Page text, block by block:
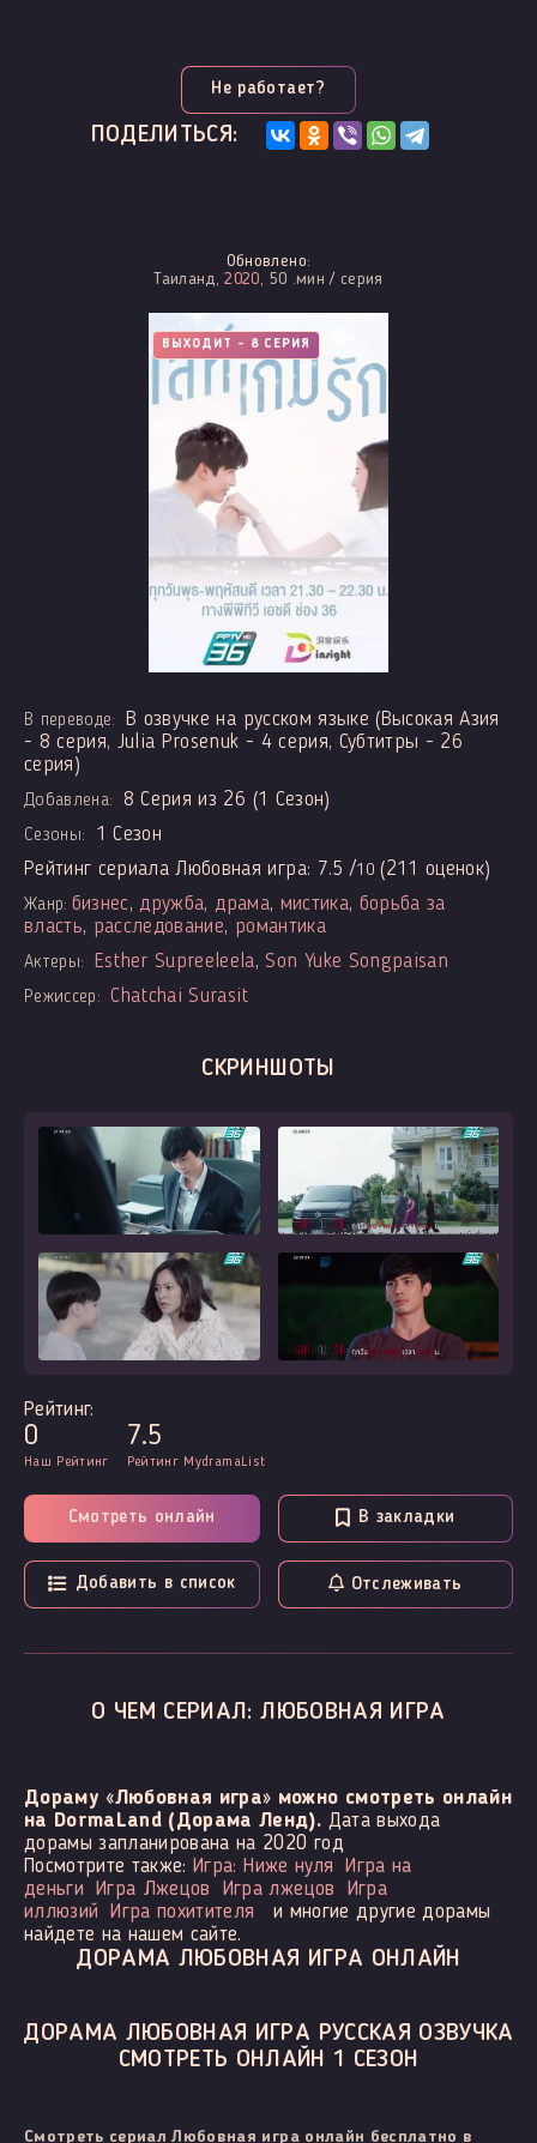
Не работает?
ПОДЕЛИТЬСЯ:
Обновлено:
Таиланд,2020 , 50 .мин / серия
ВЫХОДИТ - 8 СЕРИЯ
В переводе:
В озвучке на русском языке (Высокая Азия
- 8 серия, Julia Prosenuk - 4 серия, Субтитры - 26
серия)
Добавлена: 8 Серия из 26 (1 Сезон)
Сезоны:
1 Сезон
Рейтинг сериала Любовная игра: 7.5 /10(211 оценок)
Жанр: бизнес, дружба, драма, мистика, борьба за
власть, расследование, романтика
Актеры: Esther Supreeleela, Son Yuke Songpaisan
Режиссер: Chatchai Surasit
СКРИНШОТЫ
Рейтинг:
0
Наш Рейтинг
7.5
Рейтинг MydramaList
Смотреть онлайн В закладки
Добавить в список Отслеживать
О ЧЕМ СЕРИАЛ: ЛЮБОВНАЯ ИГРА
Дораму «Любовная игра» можно смотреть онлайн
на DormaLand (Дорама Ленд). Дата выхода
дорамы запланирована на 2020 год
Посмотрите также: Игра: Ниже нуля
Игра на
деньги
Игра Лжецов Игра лжецов
Игра
иллюзий
Игра похитителя
и многие другие дорамы
найдете на нашем сайте.
ДОРАМА ЛЮБОВНАЯ ИГРА ОНЛАЙН
ДОРАМА ЛЮБОВНАЯ ИГРА РУССКАЯ ОЗВУЧКА
СМОТРЕТЬ ОНЛАЙН 1 СЕЗОН
Смотреть сериал Любовная игра онлайн бесплатно в